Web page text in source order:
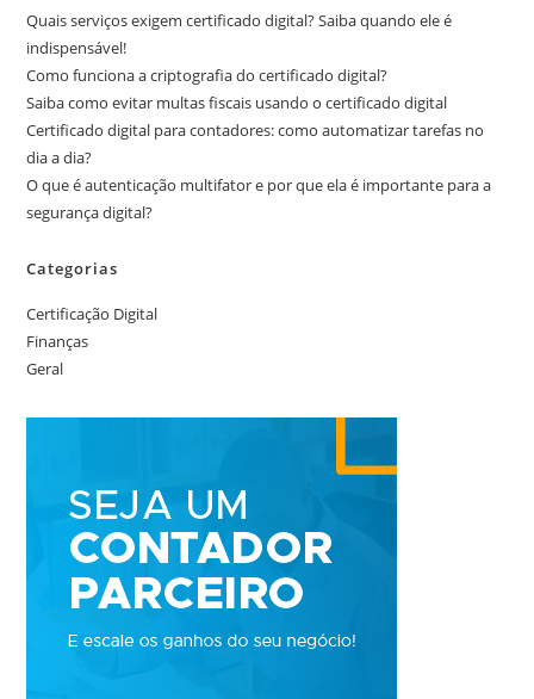
Quais serviços exigem certificado digital? Saiba quando ele é
indispensável!
Como funciona a criptografia do certificado digital?
Saiba como evitar multas fiscais usando o certificado digital
Certificado digital para contadores: como automatizar tarefas no
dia a dia?
O que é autenticação multifator e por que ela é importante para a
segurança digital?
Categorias
Certificação Digital
Finanças
Geral